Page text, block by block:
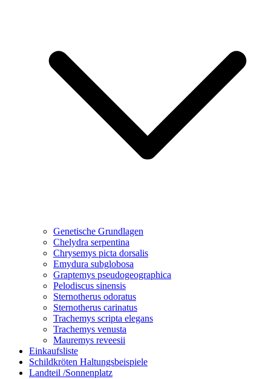
Genetische Grundlagen
Chelydra serpentina
Chrysemys picta dorsalis
Emydura subglobosa
Graptemys pseudogeographica
Pelodiscus sinensis
Sternotherus odoratus
Sternotherus carinatus
Trachemys scripta elegans
Trachemys venusta
Mauremys reveesii
Einkaufsliste
Schildkröten Haltungsbeispiele
Landteil /Sonnenplatz